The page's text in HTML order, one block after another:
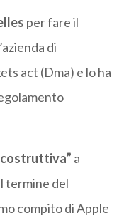
per fare il
di
act (Dma) e lo ha
costruttiva” a
termine del
compito di Apple